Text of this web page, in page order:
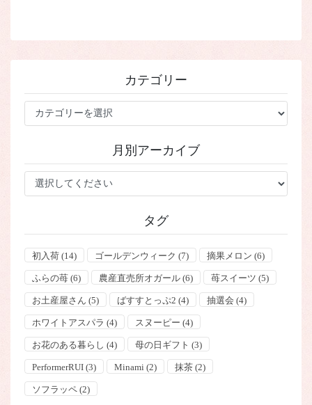
カテゴリー
テ
ー
月別アーカイブ
タグ
初入荷(14) ゴールデンウィーク (7) 摘果メロン (6)
ふらの苺(6) 農産直売所オガール(6) 苺スイーツ (5)
お土産屋さん (5) ばすすとっぷ2 (4) 抽選会 (4)
ホワイトアスパラ (4) スヌーピー (4)
お花のある暮らし (4) 母の日ギフト (3)
PerformerRUI(3) Minami (2) 抹茶(2)
ソフラッペ(2)